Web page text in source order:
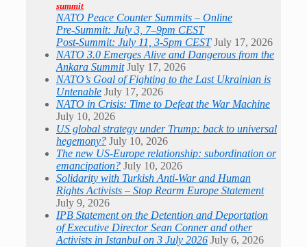
summit
NATO Peace Counter Summits – Online
Pre-Summit: July 3, 7–9pm CEST
Post-Summit: July 11, 3-5pm CEST July 17, 2026
NATO 3.0 Emerges Alive and Dangerous from the
Ankara Summit July 17, 2026
NATO’s Goal of Fighting to the Last Ukrainian is
Untenable July 17, 2026
NATO in Crisis: Time to Defeat the War Machine
July 10, 2026
US global strategy under Trump: back to universal
hegemony? July 10, 2026
The new US-Europe relationship: subordination or
emancipation? July 10, 2026
Solidarity with Turkish Anti-War and Human
Rights Activists – Stop Rearm Europe Statement
July 9, 2026
IPB Statement on the Detention and Deportation
of Executive Director Sean Conner and other
Activists in Istanbul on 3 July 2026 July 6, 2026